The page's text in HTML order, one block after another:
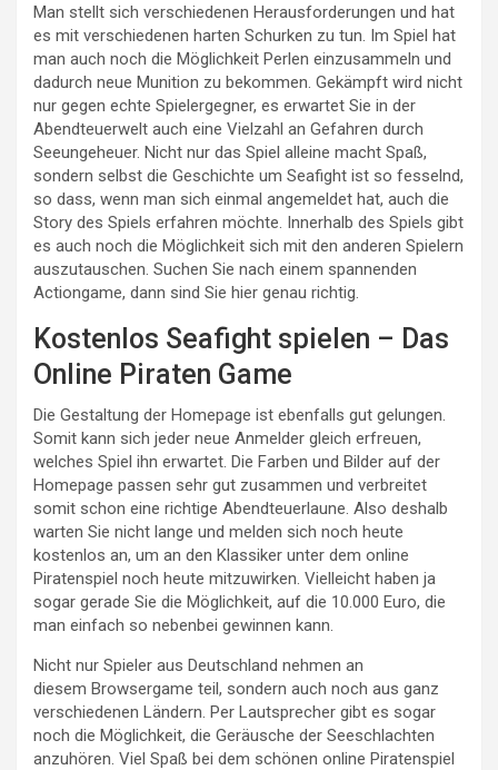
Man stellt sich verschiedenen Herausforderungen und hat
es mit verschiedenen harten Schurken zu tun. Im Spiel hat
man auch noch die Möglichkeit Perlen einzusammeln und
dadurch neue Munition zu bekommen. Gekämpft wird nicht
nur gegen echte Spielergegner, es erwartet Sie in der
Abendteuerwelt auch eine Vielzahl an Gefahren durch
Seeungeheuer. Nicht nur das Spiel alleine macht Spaß,
sondern selbst die Geschichte um Seafight ist so fesselnd,
so dass, wenn man sich einmal angemeldet hat, auch die
Story des Spiels erfahren möchte. Innerhalb des Spiels gibt
es auch noch die Möglichkeit sich mit den anderen Spielern
auszutauschen. Suchen Sie nach einem spannenden
Actiongame, dann sind Sie hier genau richtig.
Kostenlos Seafight spielen – Das
Online Piraten Game
Die Gestaltung der Homepage ist ebenfalls gut gelungen.
Somit kann sich jeder neue Anmelder gleich erfreuen,
welches Spiel ihn erwartet. Die Farben und Bilder auf der
Homepage passen sehr gut zusammen und verbreitet
somit schon eine richtige Abendteuerlaune. Also deshalb
warten Sie nicht lange und melden sich noch heute
kostenlos an, um an den Klassiker unter dem online
Piratenspiel noch heute mitzuwirken. Vielleicht haben ja
sogar gerade Sie die Möglichkeit, auf die 10.000 Euro, die
man einfach so nebenbei gewinnen kann.
Nicht nur Spieler aus Deutschland nehmen an
diesem Browsergame teil, sondern auch noch aus ganz
verschiedenen Ländern. Per Lautsprecher gibt es sogar
noch die Möglichkeit, die Geräusche der Seeschlachten
anzuhören. Viel Spaß bei dem schönen online Piratenspiel